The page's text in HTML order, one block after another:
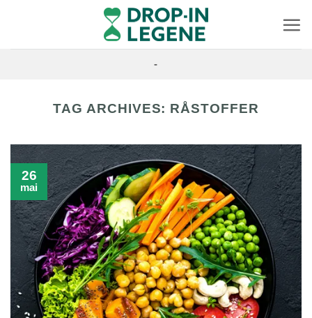
content
-
TAG ARCHIVES: RÅSTOFFER
26
mai